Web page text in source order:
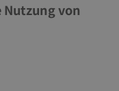
von